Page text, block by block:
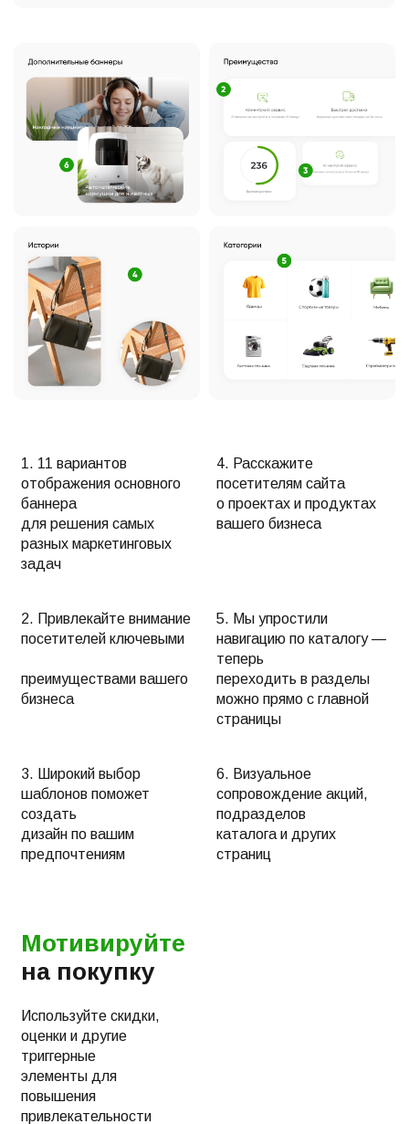
1. 11 вариантов
отображения основного
баннера
для решения самых
разных маркетинговых
задач
4. Расскажите
посетителям сайта
о проектах и продуктах
вашего бизнеса
2. Привлекайте внимание
посетителей ключевыми
преимуществами вашего
бизнеса
5. Мы упростили
навигацию по каталогу —
теперь
переходить в разделы
можно прямо с главной
страницы
3. Широкий выбор
шаблонов поможет
создать
дизайн по вашим
предпочтениям
6. Визуальное
сопровождение акций,
подразделов
каталога и других
страниц
Мотивируйте
на покупку
Используйте скидки,
оценки и другие
триггерные
элементы для
повышения
привлекательности